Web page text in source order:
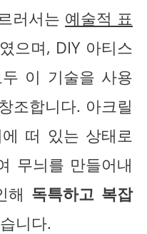
러서는 예술적 표
으며, DIY 아티스
이 기술을 사용
조합니다. 아크릴
떠 있는 상태로
무늬를 만들어내
해 독특하고 복잡
니다.